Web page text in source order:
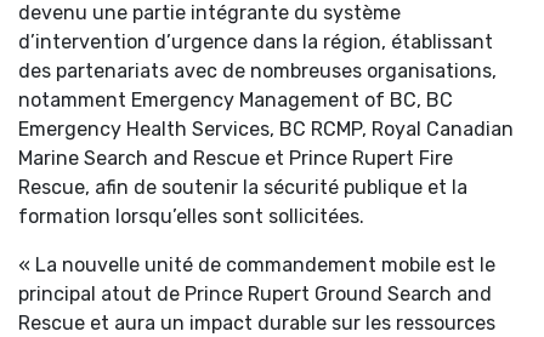
devenu une partie intégrante du système
d’intervention d’urgence dans la région, établissant
des partenariats avec de nombreuses organisations,
notamment Emergency Management of BC, BC
Emergency Health Services, BC RCMP, Royal Canadian
Marine Search and Rescue et Prince Rupert Fire
Rescue, afin de soutenir la sécurité publique et la
formation lorsqu’elles sont sollicitées.
« La nouvelle unité de commandement mobile est le
principal atout de Prince Rupert Ground Search and
Rescue et aura un impact durable sur les ressources